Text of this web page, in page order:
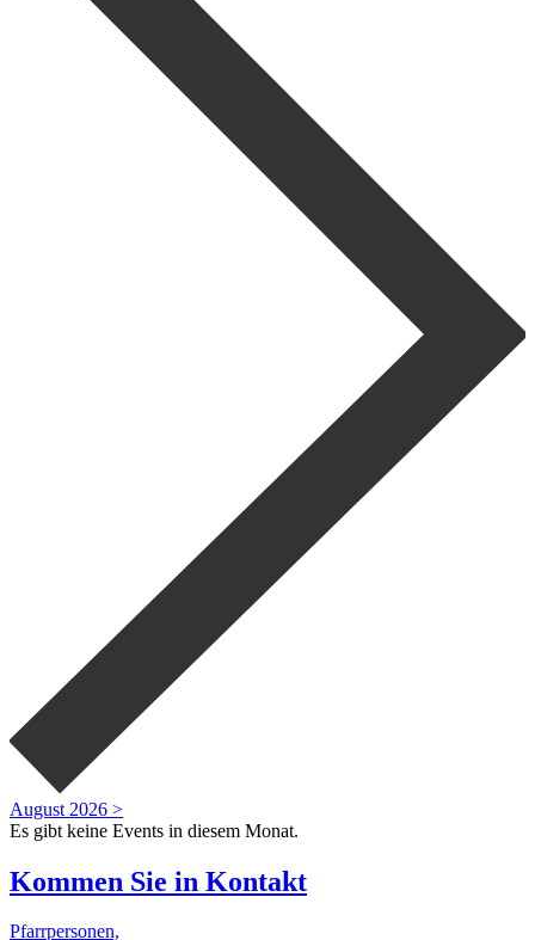
August 2026 >
Es gibt keine Events in diesem Monat.
Kommen Sie in Kontakt
Pfarrpersonen,